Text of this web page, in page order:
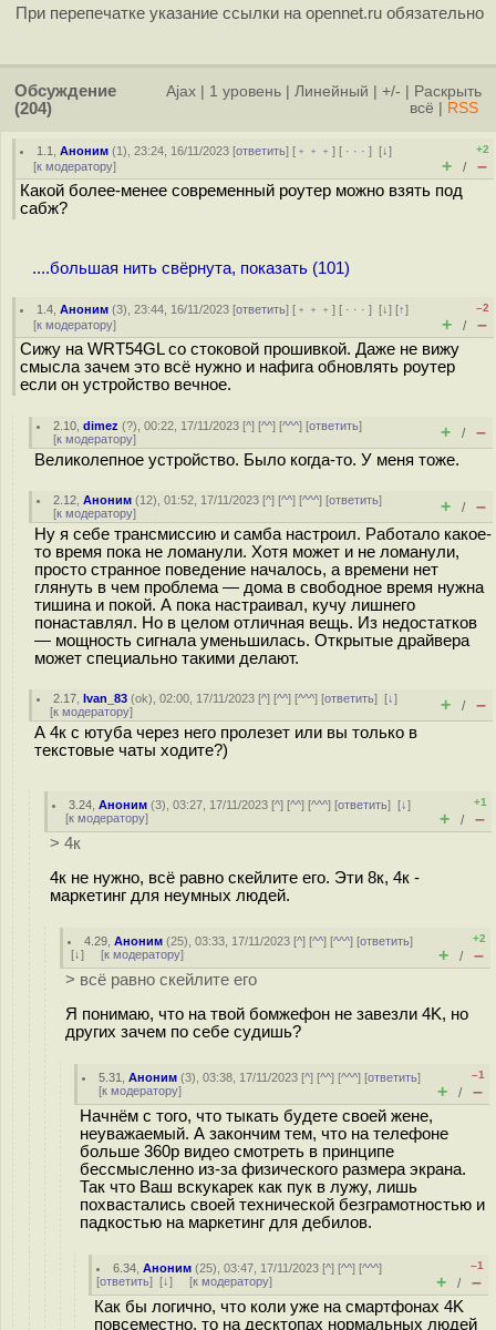
При перепечатке указание ссылки на opennet.ru обязательно
Обсуждение
(204)
Ajax 1 уровень Линейный +/-
Раскрыть
всё
RSS
1.1 ,Аноним (1), 23:24, 16/11/2023 [ответить] [ ﹢﹢﹢] [ · · ·][↓]
[к модератору]
+2
+ / –
Какой более-менее современный роутер можно взять под
сабж?
....большая нить свёрнута, показать (101)
1.4 ,Аноним (3), 23:44, 16/11/2023 [ответить] [ ﹢﹢﹢] [ · · ·][↓] [↑]
[к модератору]
–2
+ / –
Сижу на WRT54GL со стоковой прошивкой. Даже не вижу
смысла зачем это всё нужно и нафига обновлять роутер
если он устройство вечное.
2.10 ,dimez (?), 00:22, 17/11/2023 [^] [^^] [^^^] [ответить]
[к модератору] + / –
Великолепное устройство. Было когда-то. У меня тоже.
2.12 ,Аноним (12), 01:52, 17/11/2023 [^] [^^] [^^^] [ответить]
[к модератору] + / –
Ну я себе трансмиссию и самба настроил. Работало какое-
то время пока не ломанули. Хотя может и не ломанули,
просто странное поведение началось, а времени нет
глянуть в чем проблема — дома в свободное время нужна
тишина и покой. А пока настраивал, кучу лишнего
понаставлял. Но в целом отличная вещь. Из недостатков
— мощность сигнала уменьшилась. Открытые драйвера
может специально такими делают.
2.17 ,Ivan_83 (ok), 02:00, 17/11/2023 [^] [^^] [^^^] [ответить][↓]
[к модератору] + / –
А 4к с ютуба через него пролезет или вы только в
текстовые чаты ходите?)
3.24 ,Аноним (3), 03:27, 17/11/2023 [^] [^^] [^^^] [ответить][↓]
[к модератору]
+1
+ / –
> 4к
4к не нужно, всё равно скейлите его. Эти 8к, 4к -
маркетинг для неумных людей.
4.29 ,Аноним (25), 03:33, 17/11/2023 [^] [^^] [^^^] [ответить]
[↓] [к модератору]
+2
+ / –
> всё равно скейлите его
Я понимаю, что на твой бомжефон не завезли 4K, но
других зачем по себе судишь?
5.31 ,Аноним (3), 03:38, 17/11/2023 [^] [^^] [^^^] [ответить]
[к модератору]
–1
+ / –
Начнём с того, что тыкать будете своей жене,
неуважаемый. А закончим тем, что на телефоне
больше 360p видео смотреть в принципе
бессмысленно из-за физического размера экрана.
Так что Ваш вскyкaрек как пyк в лужу, лишь
похвастались своей технической безграмотностью и
падкостью на маркетинг для дeбилов.
6.34 ,Аноним (25), 03:47, 17/11/2023 [^] [^^] [^^^]
[ответить] [↓] [к модератору]
–1
+ / –
Как бы логично, что коли уже на смартфонах 4K
повсеместно, то на десктопах нормальных людей